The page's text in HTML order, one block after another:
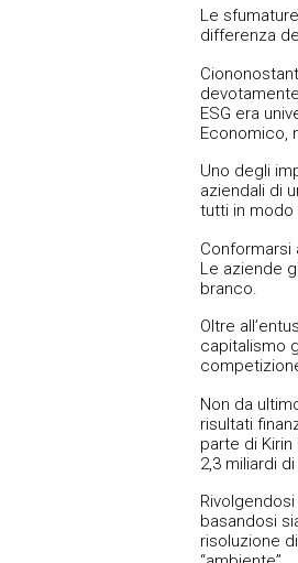
Le
differenza
ESG era
Economico,
Uno degli
aziendali di
tutti in modo
Le aziende
branco.
Oltre
capitalismo
Non da
risultati
parte di
2,3 miliardi
basandosi
risoluzione